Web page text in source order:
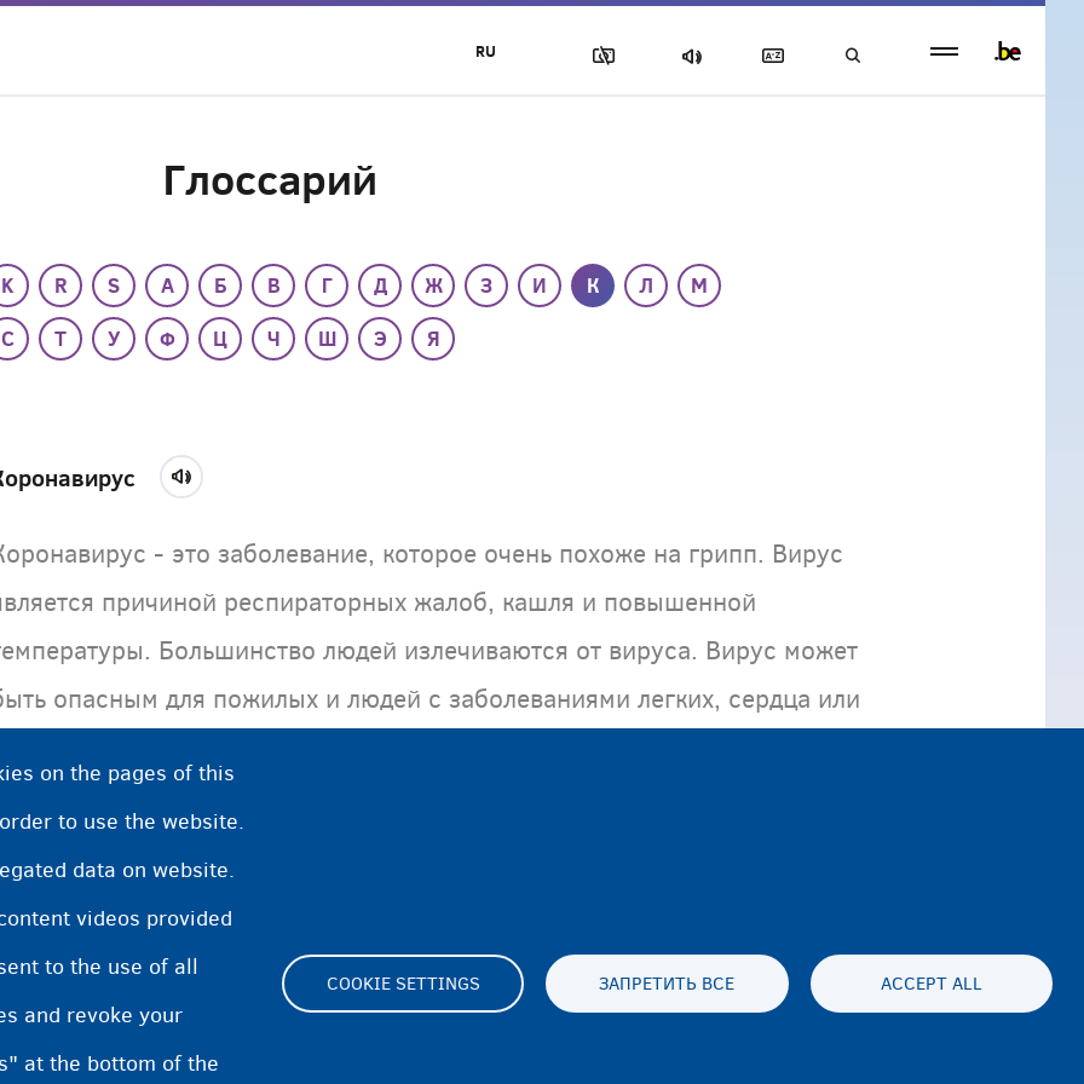
Глоссарий
K R S А Б В Г Д Ж З И К Л
М
С Т У Ф Ц Ч Ш Э Я
- это заболевание, которое очень похоже на грипп. Вирус
причиной респираторных жалоб, кашля и повышенной
Большинство людей излечиваются от вируса. Вирус может
опасным для пожилых и людей с заболеваниями легких, сердца или
on the pages of this
to use the website.
data on website.
videos provided
to the use of all
and revoke your
at the bottom of the
COOKIE SETTINGS ЗАПРЕТИТЬ ВСЕ ACCEPT ALL
Footer
RU
footer